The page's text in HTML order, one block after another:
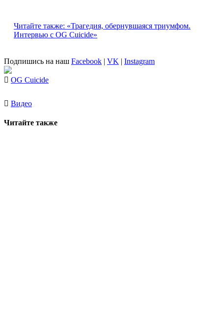
Читайте также: «Трагедия, обернувшаяся триумфом.
Интервью с OG Cuicide»
Подпишись на наш Facebook | VK | Instagram
OG Cuicide
Видео
Читайте также